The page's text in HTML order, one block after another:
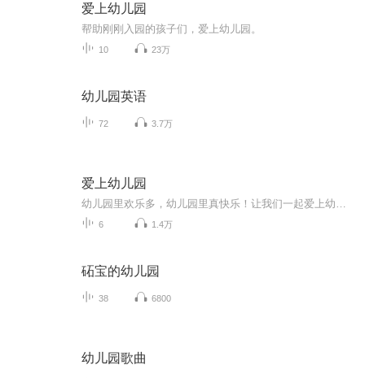
爱上幼儿园
帮助刚刚入园的孩子们，爱上幼儿园。
10 23万
幼儿园英语
72 3.7万
爱上幼儿园
6 1.4万
砳宝的幼儿园
38 6800
幼儿园歌曲